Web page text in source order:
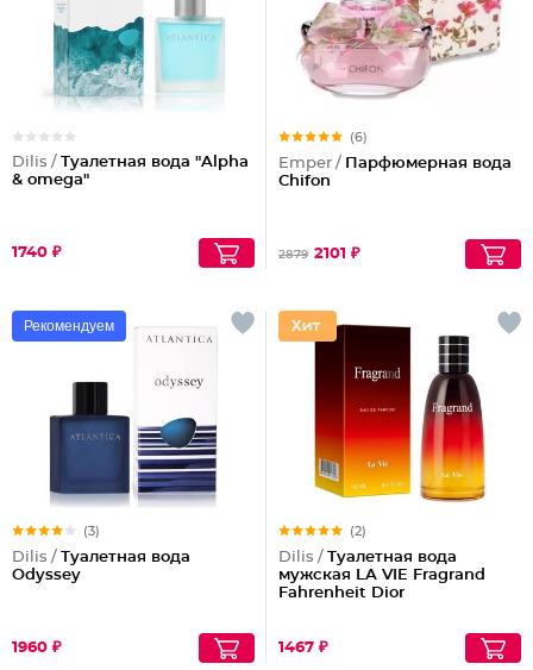
Dilis / Туалетная вода "Alpha
& omega"
1740 ₽
(6)
Emper / Парфюмерная вода
Chifon
2879 2101 ₽
Рекомендуем
(3)
Dilis / Туалетная вода
Odyssey
1960 ₽
(2)
Dilis / Туалетная вода
мужская LA VIE Fragrand
Fahrenheit Dior
1467 ₽